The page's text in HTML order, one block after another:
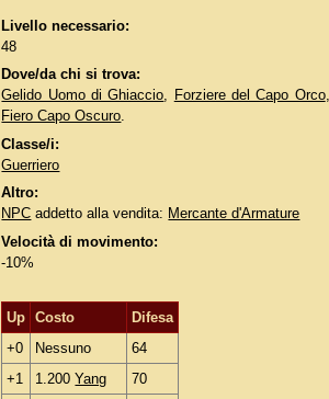
Livello necessario:
48
Dove/da chi si trova:
Gelido Uomo di Ghiaccio, Forziere del Capo Orco,
Fiero Capo Oscuro.
Classe/i:
Guerriero
Altro:
NPC addetto alla vendita: Mercante d'Armature
Velocità di movimento:
-10%
Up Costo
Difesa
+0
Nessuno
64
+1
1.200Yang
70